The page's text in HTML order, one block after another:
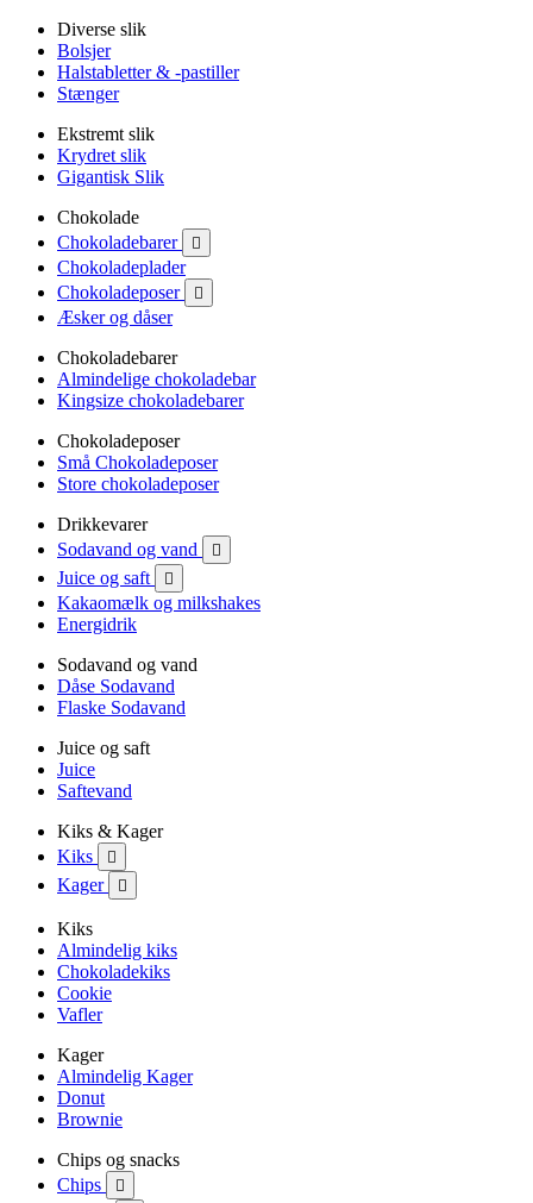
Diverse slik
Bolsjer
Halstabletter & -pastiller
Stænger
Ekstremt slik
Krydret slik
Gigantisk Slik
Chokolade
Chokoladebarer

Chokoladeplader
Chokoladeposer

Æsker og dåser
Chokoladebarer
Almindelige chokoladebar
Kingsize chokoladebarer
Chokoladeposer
Små Chokoladeposer
Store chokoladeposer
Drikkevarer
Sodavand og vand

Juice og saft 
Kakaomælk og milkshakes
Energidrik
Sodavand og vand
Dåse Sodavand
Flaske Sodavand
Juice og saft
Juice
Saftevand
Kiks & Kager
Kiks

Kager 
Kiks
Almindelig kiks
Chokoladekiks
Cookie
Vafler
Kager
Almindelig Kager
Donut
Brownie
Chips og snacks
Chips
